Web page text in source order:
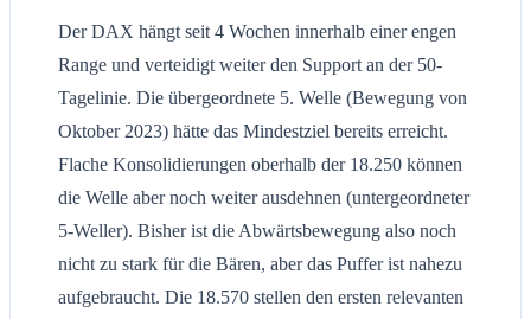
Der DAX hängt seit 4 Wochen innerhalb einer engen
Range und verteidigt weiter den Support an der 50-
Tagelinie. Die übergeordnete 5. Welle (Bewegung von
Oktober 2023) hätte das Mindestziel bereits erreicht.
Flache Konsolidierungen oberhalb der 18.250 können
die Welle aber noch weiter ausdehnen (untergeordneter
5-Weller). Bisher ist die Abwärtsbewegung also noch
nicht zu stark für die Bären, aber das Puffer ist nahezu
aufgebraucht. Die 18.570 stellen den ersten relevanten